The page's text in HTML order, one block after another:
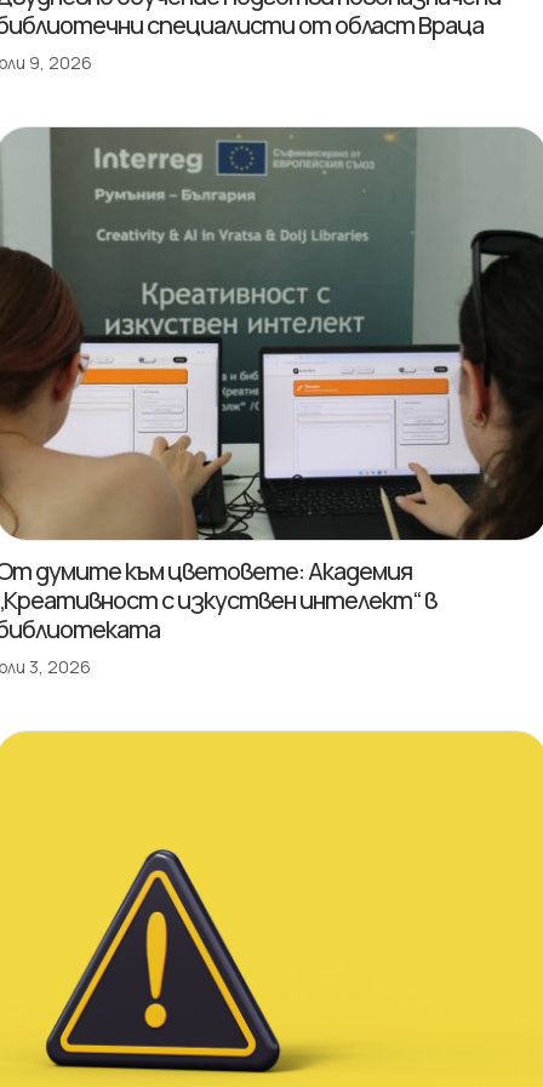
специалисти от област Враца
9, 2026
думите към цветовете: Академия
с изкуствен интелект“ в
3, 2026